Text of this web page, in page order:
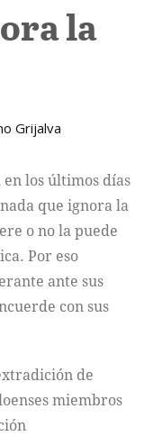
la
Grijalva
los últimos días
que ignora la
o no la puede
Por eso
ante sus
con sus
de
miembros